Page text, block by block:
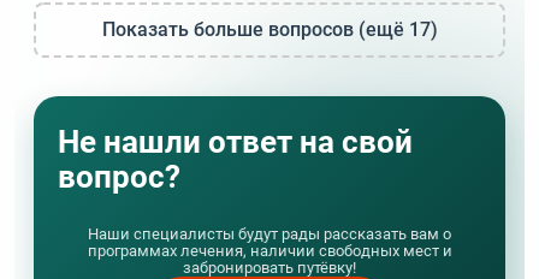
Телефон для бронирования: 8 (800) 2000-451 , email:
milo@kmvkurorts.ru. Вы также можете оставить
Показать больше вопросов (ещё 17)
Не нашли ответ на свой
вопрос?
Наши специалисты будут рады рассказать вам о
программах лечения, наличии свободных мест и
забронировать путёвку!